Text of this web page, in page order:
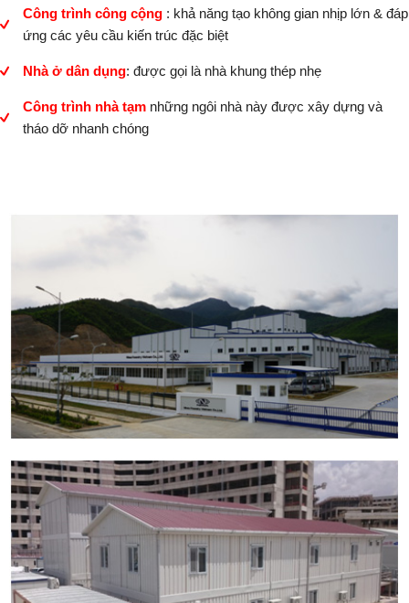
Công trình công cộng : khả năng tạo không gian nhịp lớn & đáp
ứng các yêu cầu kiến trúc đặc biệt
Nhà ở dân dụng: được gọi là nhà khung thép nhẹ
Công trình nhà tạm những ngôi nhà này được xây dựng và
tháo dỡ nhanh chóng